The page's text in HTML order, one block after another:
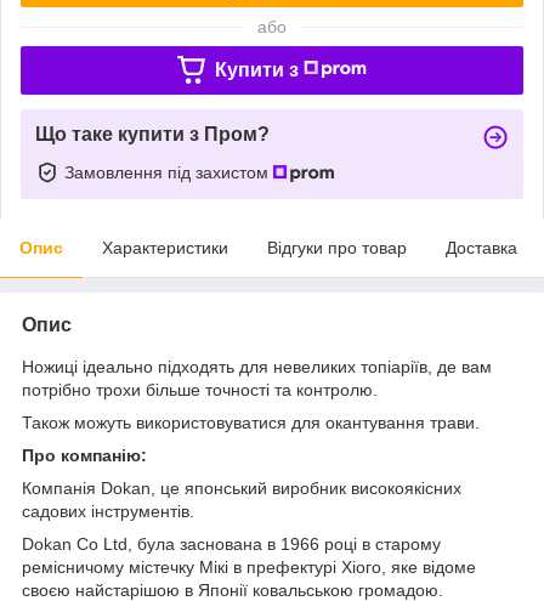
або
Купити з
Що таке купити з Пром?
Замовлення під захистом
Опис Характеристики Відгуки про товар Доставка
Опис
Ножиці ідеально підходять для невеликих топіаріїв, де вам
потрібно трохи більше точності та контролю.
Також можуть використовуватися для окантування трави.
Про компанію:
Компанія Dokan, це японський виробник високоякісних
садових інструментів.
Dokan Co Ltd, була заснована в 1966 році в старому
ремісничому містечку Мікі в префектурі Хіого, яке відоме
своєю найстарішою в Японії ковальською громадою.